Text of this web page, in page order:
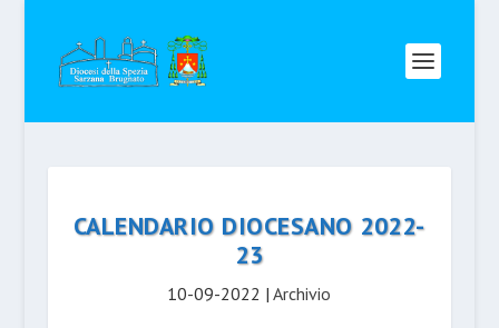
CALENDARIO DIOCESANO 2022-
23
10-09-2022 |Archivio